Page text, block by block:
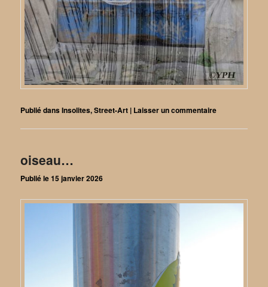
Publié dansInsolites,Street-Art | Laisser un commentaire
oiseau…
Publié le15 janvier 2026